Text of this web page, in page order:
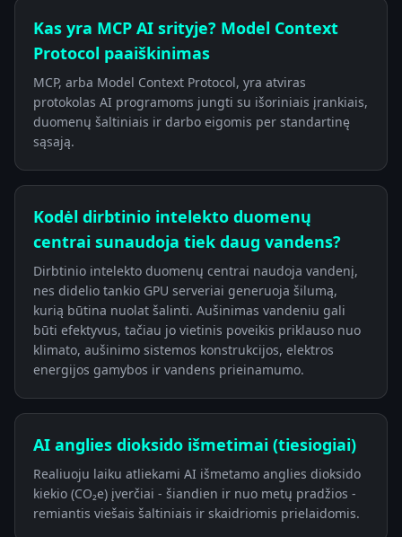
Kas yra MCP AI srityje? Model Context
Protocol paaiškinimas
MCP, arba Model Context Protocol, yra atviras
protokolas AI programoms jungti su išoriniais įrankiais,
duomenų šaltiniais ir darbo eigomis per standartinę
sąsają.
Kodėl dirbtinio intelekto duomenų
centrai sunaudoja tiek daug vandens?
Dirbtinio intelekto duomenų centrai naudoja vandenį,
nes didelio tankio GPU serveriai generuoja šilumą,
kurią būtina nuolat šalinti. Aušinimas vandeniu gali
būti efektyvus, tačiau jo vietinis poveikis priklauso nuo
klimato, aušinimo sistemos konstrukcijos, elektros
energijos gamybos ir vandens prieinamumo.
AI anglies dioksido išmetimai (tiesiogiai)
Realiuoju laiku atliekami AI išmetamo anglies dioksido
kiekio (CO₂e) įverčiai - šiandien ir nuo metų pradžios -
remiantis viešais šaltiniais ir skaidriomis prielaidomis.